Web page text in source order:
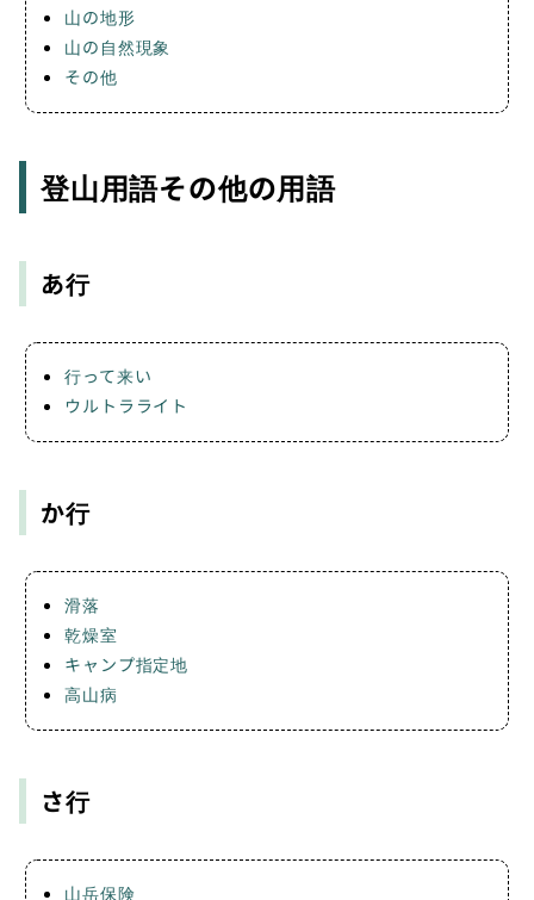
山の地形
山の自然現象
その他
登山用語その他の用語
あ行
行って来い
ウルトラライト
か行
滑落
乾燥室
キャンプ指定地
高山病
さ行
山岳保険